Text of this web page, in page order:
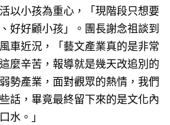
以小孩為重心，「現階段只想要
好好顧小孩」。團長謝念祖談到
車近況，「藝文產業真的是非常
麼辛苦，報導就是幾天改追別的
勢產業，面對觀眾的熱情，我們
話，畢竟最終留下來的是文化內
水。」